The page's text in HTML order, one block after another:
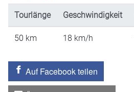
Tourlänge Geschwindigkeit
50 km 18 km/h
Auf Facebook teilen